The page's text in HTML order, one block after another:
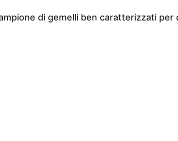
di gemelli ben caratterizzati